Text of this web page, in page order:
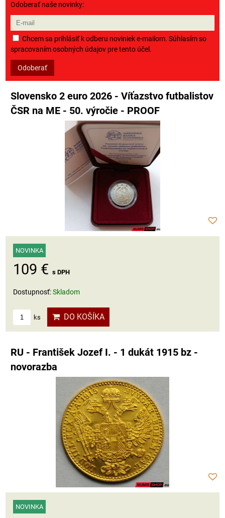
Odoberať naše novinky:
Chcem sa prihlásiť k odberu noviniek e-mailom. Súhlasím so
spracovaním osobných údajov pre tento účel.
Odoberať
Slovensko 2 euro 2026 - Víťazstvo futbalistov
ČSR na ME - 50. výročie - PROOF
NOVINKA
109 € s DPH
Dostupnosť:Skladom
ks DO KOŠÍKA
RU - František Jozef I. - 1 dukát 1915 bz -
novorazba
NOVINKA